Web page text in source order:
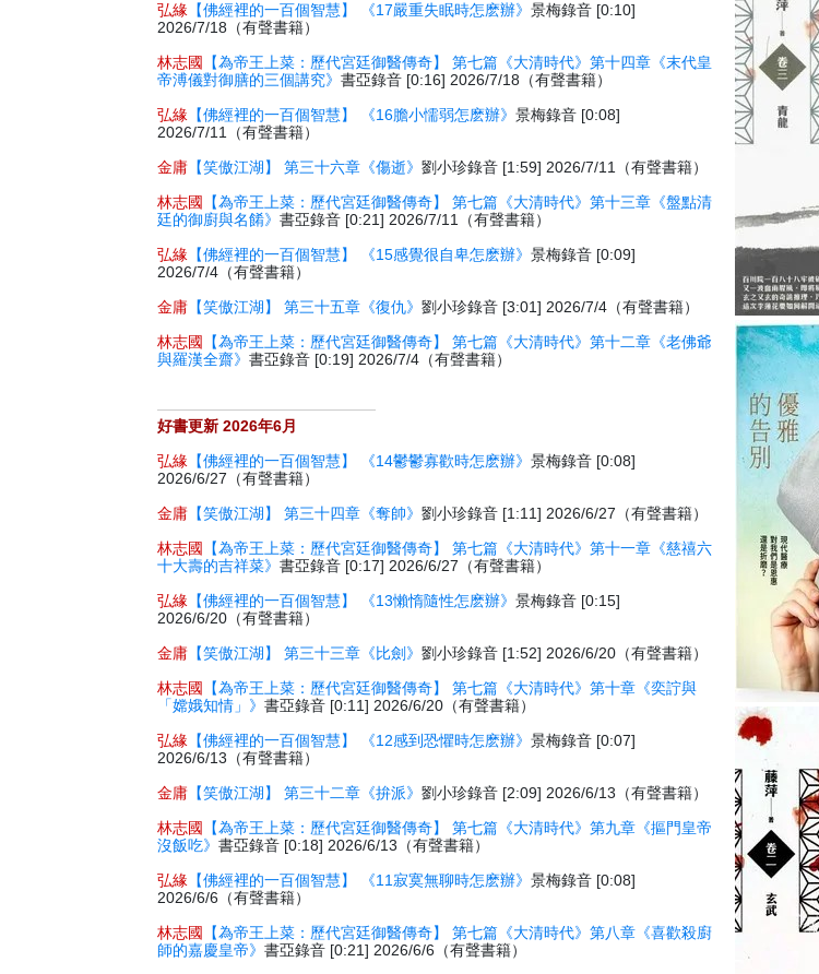
弘緣 【佛經裡的一百個智慧】 《17嚴重失眠時怎麽辦》景梅錄音 [0:10]
2026/7/18（有聲書籍）
林志國
【為帝王上菜：歷代宮廷御醫傳奇】 第七篇《大清時代》第十四章《末代皇
帝溥儀對御膳的三個講究》書亞錄音 [0:16] 2026/7/18（有聲書籍）
弘緣 【佛經裡的一百個智慧】 《16膽小懦弱怎麽辦》景梅錄音 [0:08]
2026/7/11（有聲書籍）
金庸 【笑傲江湖】 第三十六章《傷逝》劉小珍錄音 [1:59] 2026/7/11（有聲書籍）
林志國
【為帝王上菜：歷代宮廷御醫傳奇】 第七篇《大清時代》第十三章《盤點清
廷的御廚與名餚》書亞錄音 [0:21] 2026/7/11（有聲書籍）
弘緣 【佛經裡的一百個智慧】 《15感覺很自卑怎麽辦》景梅錄音 [0:09]
2026/7/4（有聲書籍）
金庸 【笑傲江湖】 第三十五章《復仇》劉小珍錄音 [3:01] 2026/7/4（有聲書籍）
林志國
【為帝王上菜：歷代宮廷御醫傳奇】 第七篇《大清時代》第十二章《老佛爺
與羅漢全齋》書亞錄音 [0:19] 2026/7/4（有聲書籍）
好書更新 2026年6月
弘緣 【佛經裡的一百個智慧】 《14鬱鬱寡歡時怎麽辦》景梅錄音 [0:08]
2026/6/27（有聲書籍）
金庸 【笑傲江湖】 第三十四章《奪帥》劉小珍錄音 [1:11] 2026/6/27（有聲書籍）
林志國
【為帝王上菜：歷代宮廷御醫傳奇】 第七篇《大清時代》第十一章《慈禧六
十大壽的吉祥菜》書亞錄音 [0:17] 2026/6/27（有聲書籍）
弘緣 【佛經裡的一百個智慧】 《13懶惰隨性怎麽辦》景梅錄音 [0:15]
2026/6/20（有聲書籍）
金庸 【笑傲江湖】 第三十三章《比劍》劉小珍錄音 [1:52] 2026/6/20（有聲書籍）
林志國
【為帝王上菜：歷代宮廷御醫傳奇】 第七篇《大清時代》第十章《奕詝與
「嫦娥知情」》書亞錄音 [0:11] 2026/6/20（有聲書籍）
弘緣 【佛經裡的一百個智慧】 《12感到恐懼時怎麽辦》景梅錄音 [0:07]
2026/6/13（有聲書籍）
金庸 【笑傲江湖】 第三十二章《拚派》劉小珍錄音 [2:09] 2026/6/13（有聲書籍）
林志國
【為帝王上菜：歷代宮廷御醫傳奇】 第七篇《大清時代》第九章《摳門皇帝
沒飯吃》書亞錄音 [0:18] 2026/6/13（有聲書籍）
弘緣 【佛經裡的一百個智慧】 《11寂寞無聊時怎麽辦》景梅錄音 [0:08]
2026/6/6（有聲書籍）
林志國
【為帝王上菜：歷代宮廷御醫傳奇】 第七篇《大清時代》第八章《喜歡殺廚
師的嘉慶皇帝》書亞錄音 [0:21] 2026/6/6（有聲書籍）